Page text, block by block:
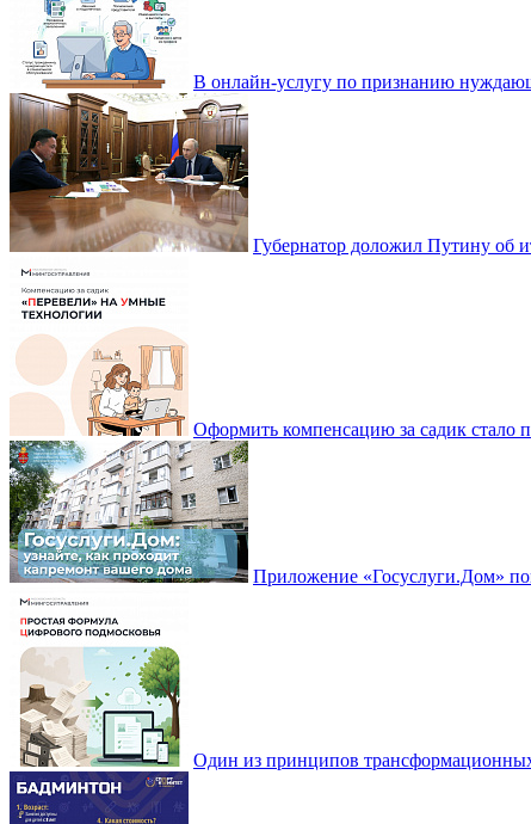
В онлайн-услугу по признанию
Губернатор доложил Путину об
Оформить компенсацию за садик стало
Приложение «Госуслуги.Дом»
Один из принципов трансформационных